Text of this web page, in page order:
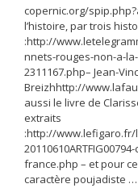
copernic.org/
l’histoire, par trois
:http://
nnets-rouges-non-a-
2311167.php– Jean-
Breizhhttp://
aussi le livre de
extraits
:http://www.lefigaro.fr/
france.php – et pour
caractère poujadiste …